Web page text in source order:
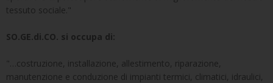
tessuto sociale."
SO.GE.di.CO. si occupa di:
"…costruzione, installazione, allestimento, riparazione,
manutenzione e conduzione di impianti termici, climatici, idraulici,